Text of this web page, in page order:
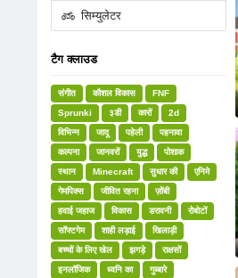
सिम्युलेटर
टैग क्लाउड
संगीत कौशल विकास
FNF
Sprunki
३डी कारों
2d
विभिन्न
जादू पहेली
पहनावा
कल्पना
जानवरों युद्ध
पोशाक
स्थान
Minecraft सुधार की
एनिमे
गेमपिक्स
जीवित रहना
ज़ोंबी
हवाई जहाज
विकास डरावनी
रोबोटों
सॉफ्टगेम
शाही लड़ाई
खिलाड़ी
बच्चों के लिए खेल
झगड़े
राक्षसों
इनलॉजिक
ध्वनि का
गुब्बारे